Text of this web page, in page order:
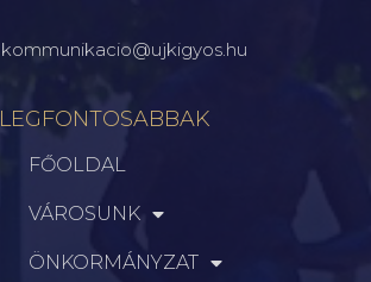
kommunikacio@ujkigyos.hu
LEGFONTOSABBAK
FŐOLDAL
VÁROSUNK
ÖNKORMÁNYZAT